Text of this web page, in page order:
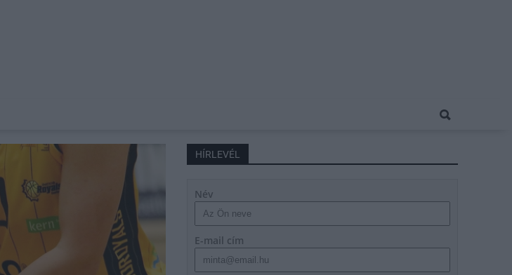
HÍRLEVÉL
Név
E-mail cím